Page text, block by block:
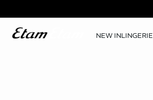
NEW INLINGERIE